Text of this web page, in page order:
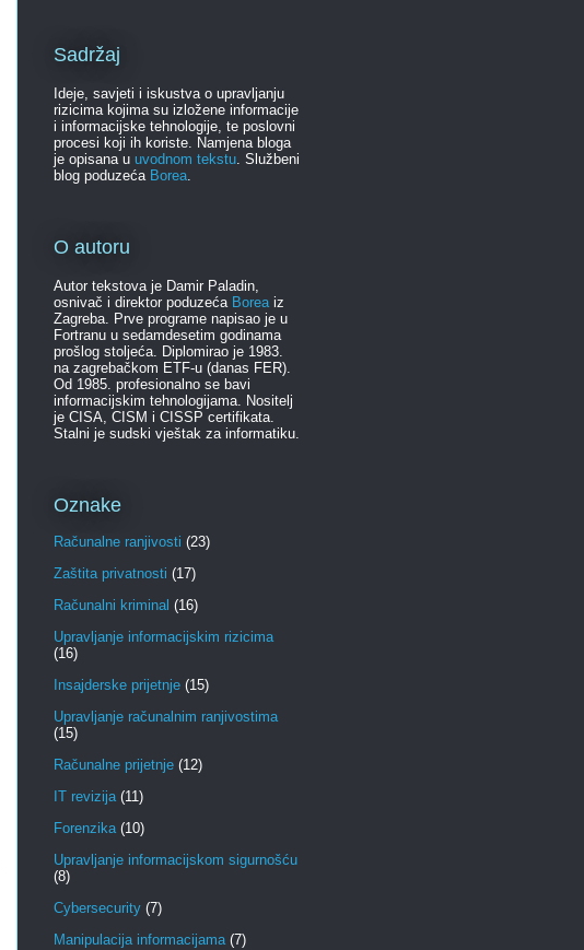
Sadržaj
Ideje, savjeti i iskustva o upravljanju
rizicima kojima su izložene informacije
i informacijske tehnologije, te poslovni
procesi koji ih koriste. Namjena bloga
je opisana u uvodnom tekstu. Službeni
blog poduzeća Borea.
O autoru
Autor tekstova je Damir Paladin,
osnivač i direktor poduzeća Borea iz
Zagreba. Prve programe napisao je u
Fortranu u sedamdesetim godinama
prošlog stoljeća. Diplomirao je 1983.
na zagrebačkom ETF-u (danas FER).
Od 1985. profesionalno se bavi
informacijskim tehnologijama. Nositelj
je CISA, CISM i CISSP certifikata.
Stalni je sudski vještak za informatiku.
Oznake
Računalne ranjivosti (23)
Zaštita privatnosti (17)
Računalni kriminal (16)
Upravljanje informacijskim rizicima
(16)
Insajderske prijetnje (15)
Upravljanje računalnim ranjivostima
(15)
Računalne prijetnje (12)
IT revizija (11)
Forenzika (10)
Upravljanje informacijskom sigurnošću
(8)
Cybersecurity (7)
Manipulacija informacijama (7)